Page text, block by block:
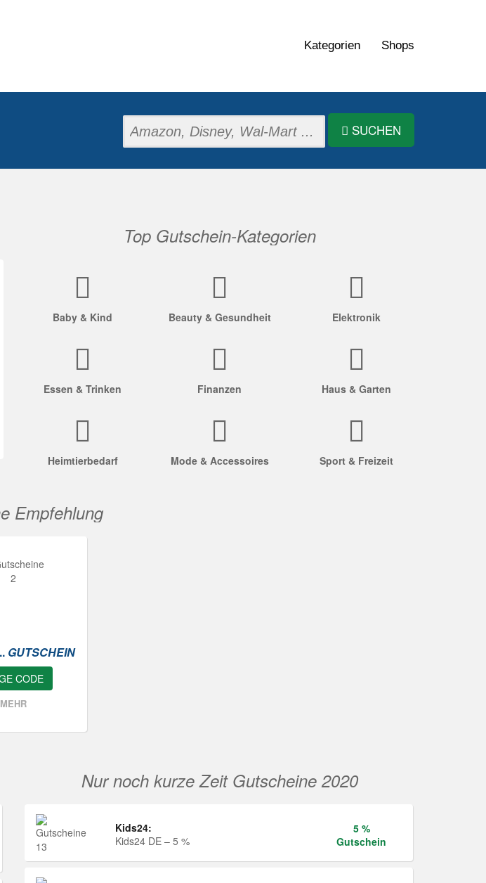
Kategorien Shops
SUCHEN
Top Gutschein-Kategorien
Baby & Kind Beauty & Gesundheit Elektronik
Essen & Trinken Finanzen Haus & Garten
Heimtierbedarf Mode & Accessoires Sport & Freizeit
Empfehlung
GUTSCHEIN
CODE
MEHR
Nur noch kurze Zeit Gutscheine 2020
Kids24:
Kids24 DE – 5 %
5 %
Gutschein